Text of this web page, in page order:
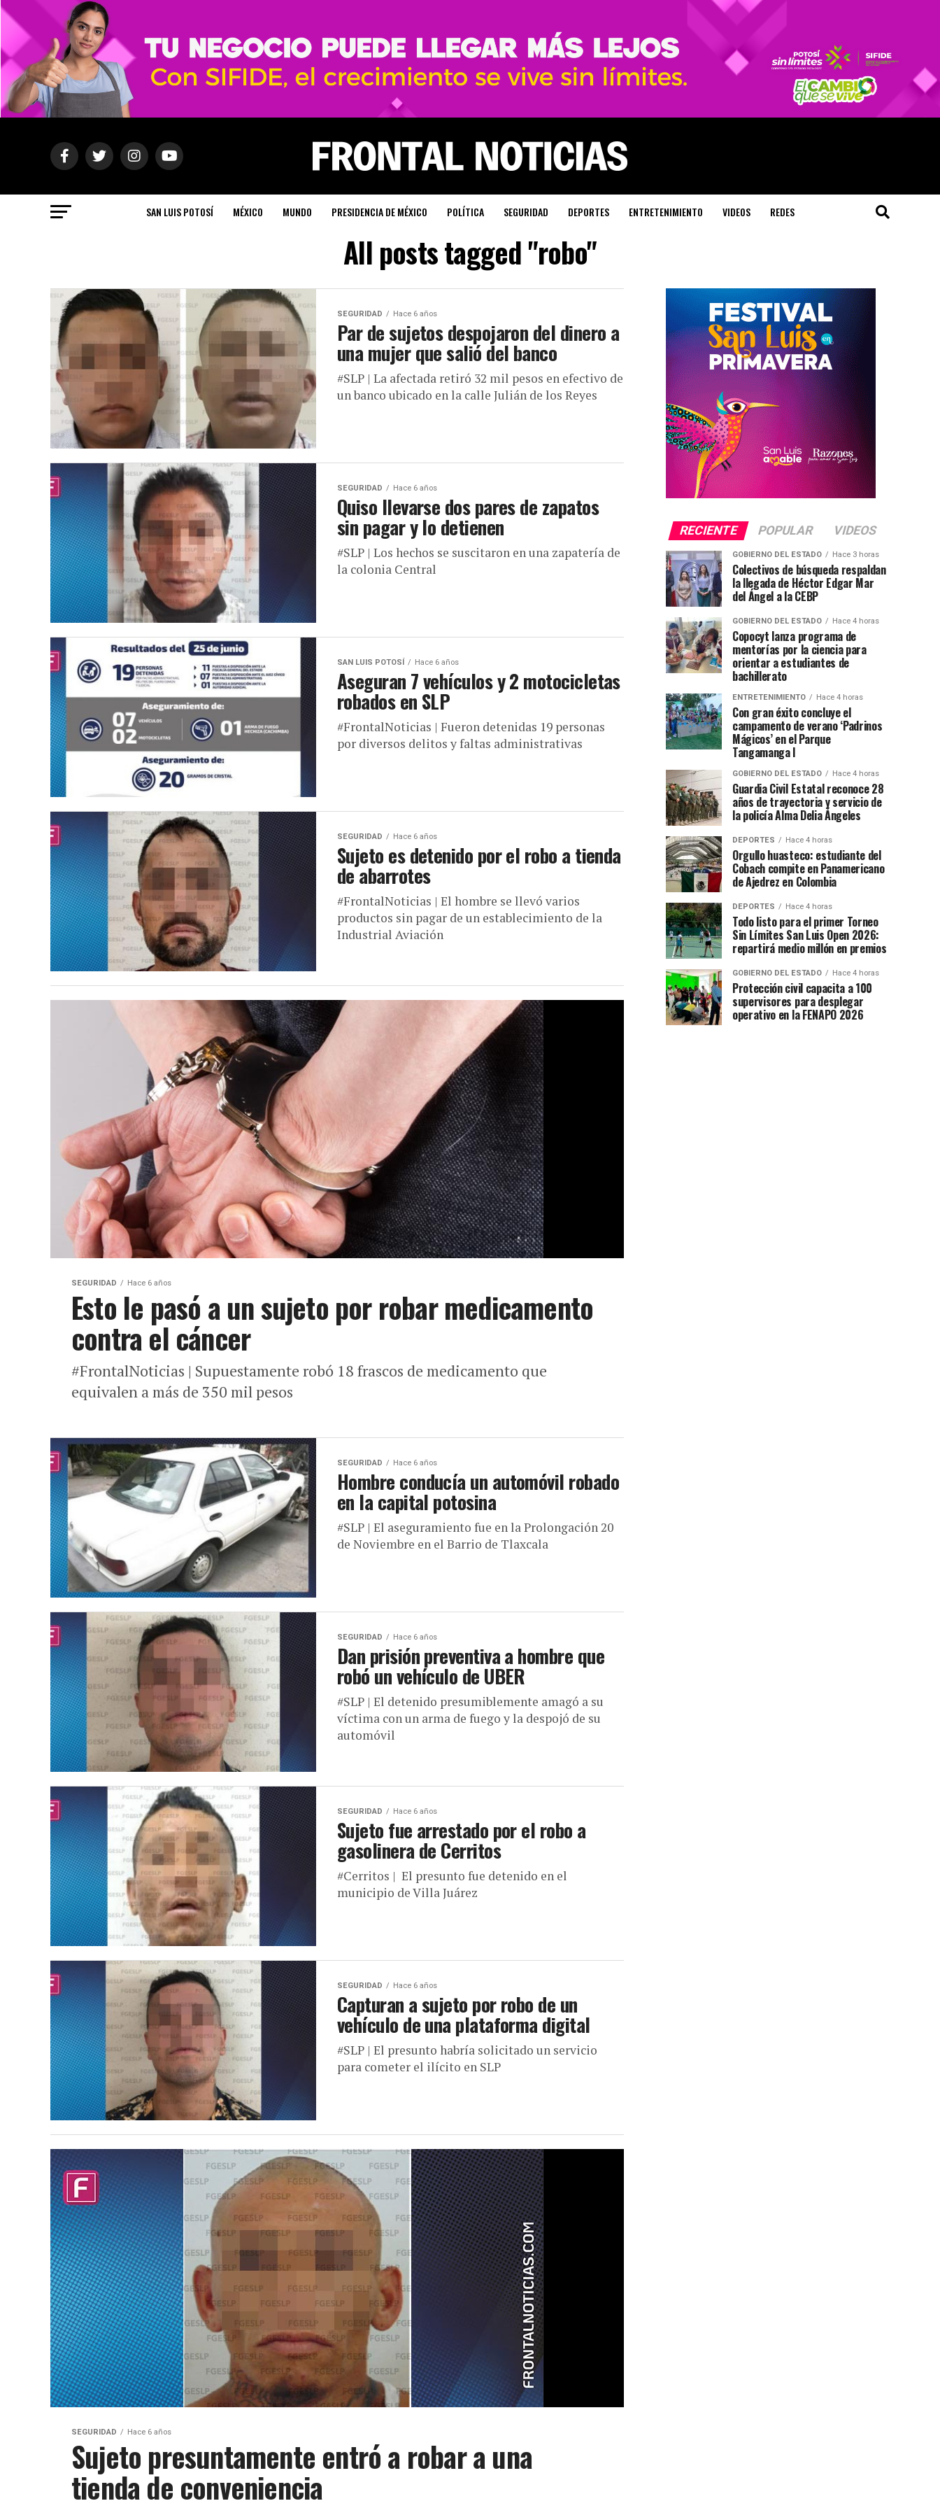
SAN LUIS POTOSÍ MÉXICO MUNDO PRESIDENCIA DE MÉXICO POLÍTICA SEGURIDAD DEPORTES ENTRETENIMIENTO VIDEOS REDES
All posts tagged "robo"
SEGURIDAD Hace 6 años
Par de sujetos despojaron del dinero a
una mujer que salió del banco
#SLP | La afectada retiró 32 mil pesos en efectivo de
un banco ubicado en la calle Julián de los Reyes
SEGURIDAD Hace 6 años
Quiso llevarse dos pares de zapatos
sin pagar y lo detienen
#SLP | Los hechos se suscitaron en una zapatería de
la colonia Central
SAN LUIS POTOSÍ Hace 6 años
Aseguran 7 vehículos y 2 motocicletas
robados en SLP
#FrontalNoticias | Fueron detenidas 19 personas
por diversos delitos y faltas administrativas
SEGURIDAD Hace 6 años
Sujeto es detenido por el robo a tienda
de abarrotes
#FrontalNoticias | El hombre se llevó varios
productos sin pagar de un establecimiento de la
Industrial Aviación
SEGURIDAD Hace 6 años
Esto le pasó a un sujeto por robar medicamento
contra el cáncer
#FrontalNoticias | Supuestamente robó 18 frascos de medicamento que
equivalen a más de 350 mil pesos
SEGURIDAD Hace 6 años
Hombre conducía un automóvil robado
en la capital potosina
#SLP | El aseguramiento fue en la Prolongación 20
de Noviembre en el Barrio de Tlaxcala
SEGURIDAD Hace 6 años
Dan prisión preventiva a hombre que
robó un vehículo de UBER
#SLP | El detenido presumiblemente amagó a su
víctima con un arma de fuego y la despojó de su
automóvil
SEGURIDAD Hace 6 años
Sujeto fue arrestado por el robo a
gasolinera de Cerritos
#Cerritos | El presunto fue detenido en el
municipio de Villa Juárez
SEGURIDAD Hace 6 años
Capturan a sujeto por robo de un
vehículo de una plataforma digital
#SLP | El presunto habría solicitado un servicio
para cometer el ilícito en SLP
SEGURIDAD Hace 6 años
Sujeto presuntamente entró a robar a una
tienda de conveniencia
RECIENTE POPULAR VIDEOS
GOBIERNO DEL ESTADO Hace 3 horas
Colectivos de búsqueda respaldan
la llegada de Héctor Edgar Mar
del Ángel a la CEBP
GOBIERNO DEL ESTADO Hace 4 horas
Copocyt lanza programa de
mentorías por la ciencia para
orientar a estudiantes de
bachillerato
ENTRETENIMIENTO Hace 4 horas
Con gran éxito concluye el
campamento de verano ‘Padrinos
Mágicos’ en el Parque
Tangamanga I
GOBIERNO DEL ESTADO Hace 4 horas
Guardia Civil Estatal reconoce 28
años de trayectoria y servicio de
la policía Alma Delia Ángeles
DEPORTES Hace 4 horas
Orgullo huasteco: estudiante del
Cobach compite en Panamericano
de Ajedrez en Colombia
DEPORTES Hace 4 horas
Todo listo para el primer Torneo
Sin Límites San Luis Open 2026:
repartirá medio millón en premios
GOBIERNO DEL ESTADO Hace 4 horas
Protección civil capacita a 100
supervisores para desplegar
operativo en la FENAPO 2026